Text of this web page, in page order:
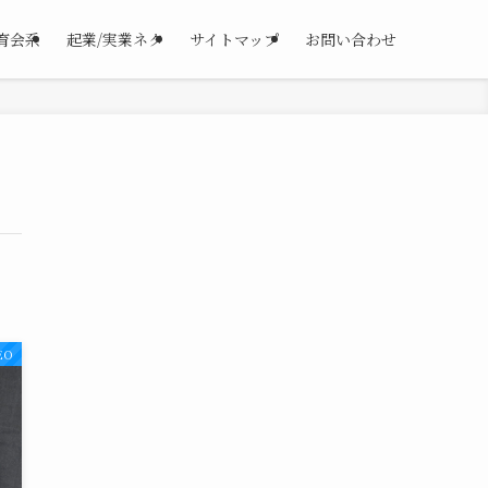
会系 起業/実業ネタ サイトマップ お問い合わせ